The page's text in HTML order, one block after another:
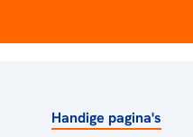
Handige pagina's